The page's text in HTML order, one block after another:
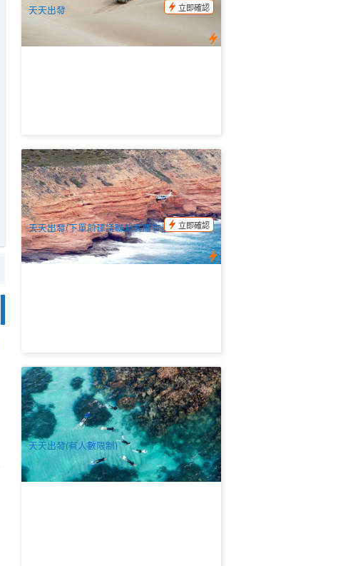
天天出發
立即確認
20分鐘卡爾巴里與海岸懸崖 小飛機觀光飛
行 (卡爾巴里起飛)
152 已預訂
AUD $170.00
PER09101
天天出發(下單前建議聯繫客服查詢出團日期)
立即確認
半潛水艇出海 西澳大利亞 | Ningaloo Reef
西大堡礁 精品半日遊浮潛之旅
221 已預訂
AUD $160.00
PER09451
天天出發(有人數限制)